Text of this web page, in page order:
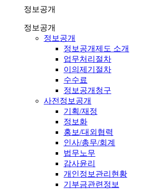
정보공개
정보공개
정보공개
정보공개제도 소개
업무처리절차
이의제기절차
수수료
정보공개청구
사전정보공개
기획/재정
정보화
홍보/대외협력
인사/총무/회계
법무노무
감사윤리
개인정보관리현황
기부금관련정보